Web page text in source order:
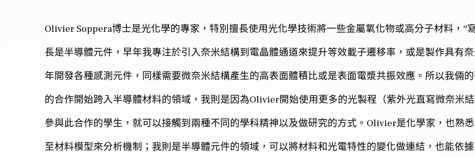
Olivier Soppera博士是光化學的專家，特別擅長使用光化學技術將一些金屬氧化物或高分子材料，“
長是半導體元件，早年我專注於引入奈米結構到電晶體通道來提升等效載子遷移率，或是製作具有
年開發各種感測元件，同樣需要微奈米結構產生的高表面體積比或是表面電漿共振效應。所以我倆
的合作開始跨入半導體材料的領域，我則是因為Olivier開始使用更多的光製程（紫外光直寫微奈米
參與此合作的學生，就可以接觸到兩種不同的學科精神以及做研究的方式。 Olivier是化學家，也熟
至材料模型來分析機制；我則是半導體元件的領域，可以將材料和光電特性的變化做連結，也能依